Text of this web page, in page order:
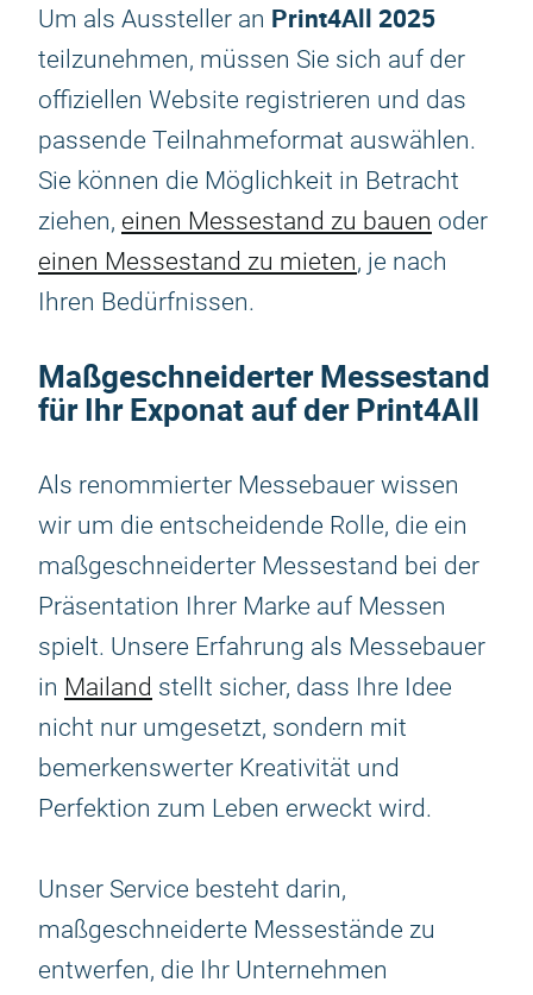
Um als Aussteller an Print4All 2025
teilzunehmen, müssen Sie sich auf der
offiziellen Website registrieren und das
passende Teilnahmeformat auswählen.
Sie können die Möglichkeit in Betracht
ziehen, einen Messestand zu bauen oder
einen Messestand zu mieten, je nach
Ihren Bedürfnissen.
Maßgeschneiderter Messestand
für Ihr Exponat auf der Print4All
Als renommierter Messebauer wissen
wir um die entscheidende Rolle, die ein
maßgeschneiderter Messestand bei der
Präsentation Ihrer Marke auf Messen
spielt. Unsere Erfahrung als Messebauer
in Mailand stellt sicher, dass Ihre Idee
nicht nur umgesetzt, sondern mit
bemerkenswerter Kreativität und
Perfektion zum Leben erweckt wird.
Unser Service besteht darin,
maßgeschneiderte Messestände zu
entwerfen, die Ihr Unternehmen